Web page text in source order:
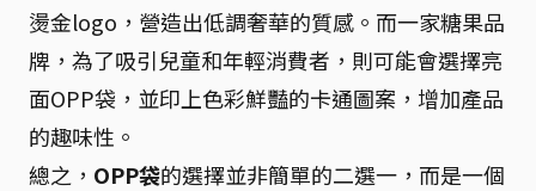
燙金logo，營造出低調奢華的質感。而一家糖果品
牌，為了吸引兒童和年輕消費者，則可能會選擇亮
面OPP袋，並印上色彩鮮豔的卡通圖案，增加產品
的趣味性。
總之， OPP袋的選擇並非簡單的二選一，而是一個